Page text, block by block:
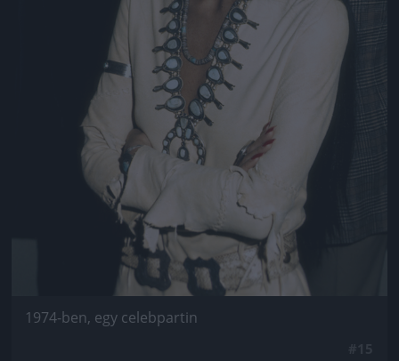
1974-ben, egy celebpartin